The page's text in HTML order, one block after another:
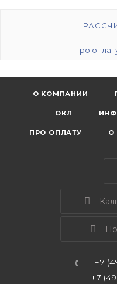
Про
О КОМПАНИИ
ОКЛ
ПРО ОПЛАТУ О
+7
+7